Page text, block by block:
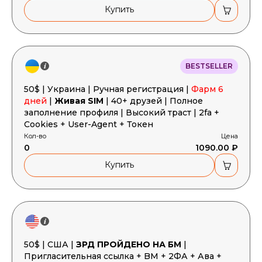
Купить
BESTSELLER
50$ | Украина | Ручная регистрация | Фарм 6
дней | Живая SIM | 40+ друзей | Полное
заполнение профиля | Высокий траст | 2fa +
Cookies + User-Agent + Токен
Кол-во
0
Цена
1090.00 ₽
Купить
50$ | США | ЗРД ПРОЙДЕНО НА БМ |
Пригласительная ссылка + BM + 2ФА + Ава +